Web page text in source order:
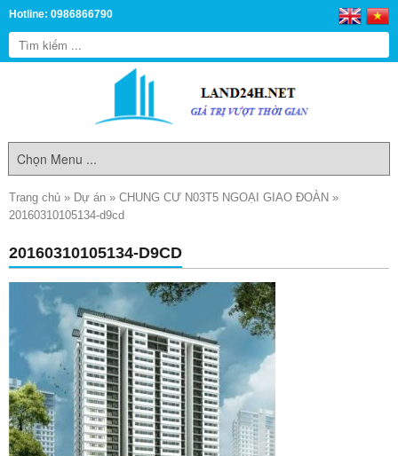
Hotline: 0986866790
Trang chủ » Dự án » CHUNG CƯ N03T5 NGOẠI GIAO ĐOÀN »
20160310105134-d9cd
20160310105134-D9CD